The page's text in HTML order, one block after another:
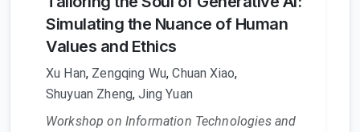
Simulating the Nuance of Human
Values and Ethics
Xu Han, Zengqing Wu,Chuan Xiao,
Shuyuan Zheng,Jing Yuan
Workshop on Information Technologies and